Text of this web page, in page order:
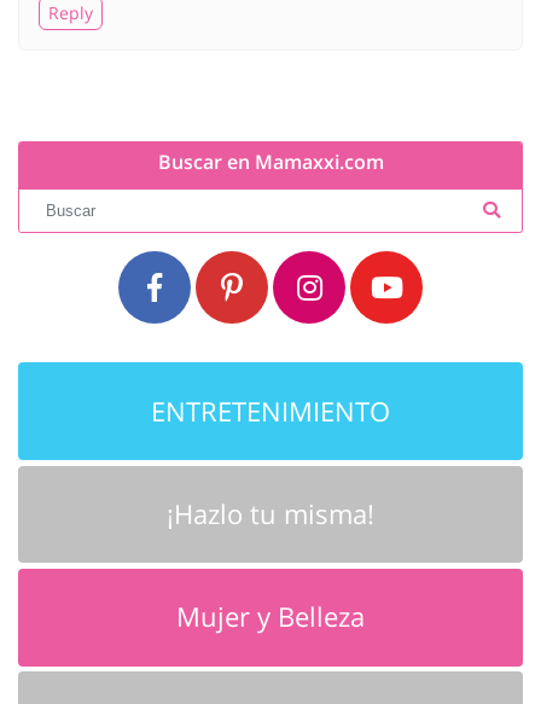
Reply
Buscar en Mamaxxi.com
ENTRETENIMIENTO
¡Hazlo tu misma!
Mujer y Belleza